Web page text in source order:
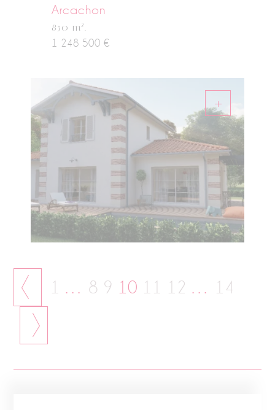
Arcachon
850 m 2.
1 248 500 €
+
1 … 8 9 10 11 12 … 14